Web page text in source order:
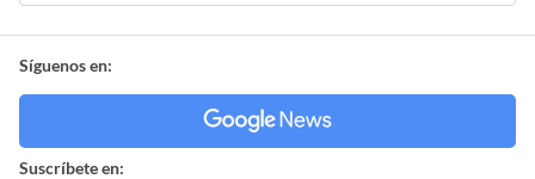
Síguenos en:
Suscríbete en: